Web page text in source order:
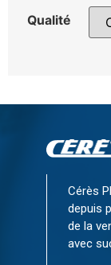
Qualité
Cérès
depuis
de la
avec